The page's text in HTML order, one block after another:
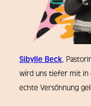
Sibylle Beck,
wird uns tiefer mit in
echte Versöhnung